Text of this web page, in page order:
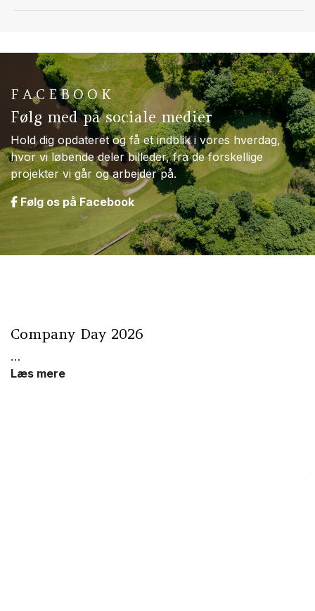
FACEBOOK
Følg med på sociale medier
Hold dig opdateret og få et indblik i vores hverdag,
hvor vi løbende deler billeder, fra de forskellige
projekter vi går og arbejder på.
Følg os på Facebook
Company Day 2026
…
Læs mere